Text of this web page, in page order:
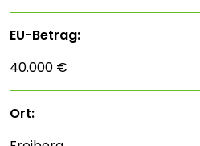
EU-Betrag:
40.000 €
Ort: